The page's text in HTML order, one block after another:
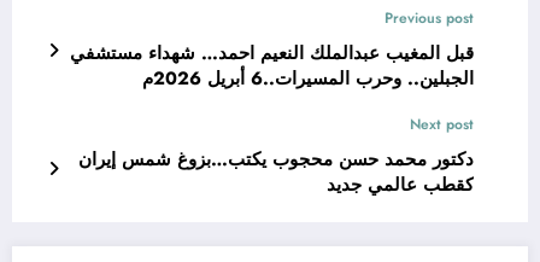
Previous post
قبل المغيب عبدالملك النعيم احمد… شهداء مستشفي
الجبلين.. وحرب المسيرات..6 أبريل 2026م
Next post
دكتور محمد حسن محجوب يكتب…بزوغ شمس إيران
كقطب عالمي جديد